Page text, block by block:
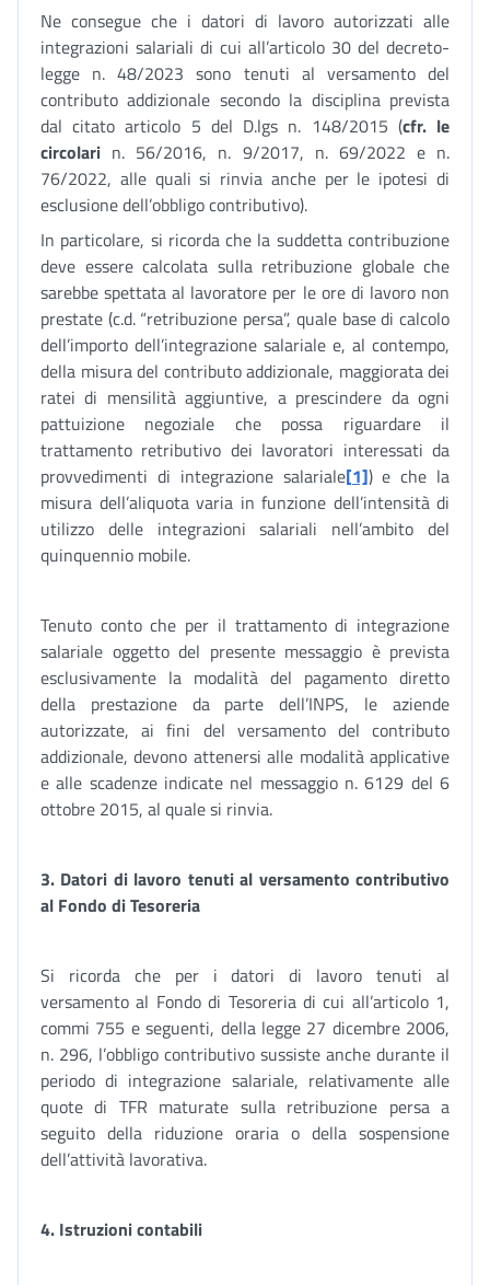
Ne consegue che i datori di lavoro autorizzati alle
integrazioni salariali di cui all’articolo 30 del decreto-
legge n. 48/2023 sono tenuti al versamento del
contributo addizionale secondo la disciplina prevista
dal citato articolo 5 del D.lgs n. 148/2015 (cfr. le
circolari n. 56/2016, n. 9/2017, n. 69/2022 e n.
76/2022, alle quali si rinvia anche per le ipotesi di
esclusione dell’obbligo contributivo).
In particolare, si ricorda che la suddetta contribuzione
deve essere calcolata sulla retribuzione globale che
sarebbe spettata al lavoratore per le ore di lavoro non
prestate (c.d. “retribuzione persa”, quale base di calcolo
dell’importo dell’integrazione salariale e, al contempo,
della misura del contributo addizionale, maggiorata dei
ratei di mensilità aggiuntive, a prescindere da ogni
pattuizione negoziale che possa riguardare il
trattamento retributivo dei lavoratori interessati da
provvedimenti di integrazione salariale[1]) e che la
misura dell’aliquota varia in funzione dell’intensità di
utilizzo delle integrazioni salariali nell’ambito del
quinquennio mobile.
Tenuto conto che per il trattamento di integrazione
salariale oggetto del presente messaggio è prevista
esclusivamente la modalità del pagamento diretto
della prestazione da parte dell’INPS, le aziende
autorizzate, ai fini del versamento del contributo
addizionale, devono attenersi alle modalità applicative
e alle scadenze indicate nel messaggio n. 6129 del 6
ottobre 2015, al quale si rinvia.
3. Datori di lavoro tenuti al versamento contributivo
al Fondo di Tesoreria
Si ricorda che per i datori di lavoro tenuti al
versamento al Fondo di Tesoreria di cui all’articolo 1,
commi 755 e seguenti, della legge 27 dicembre 2006,
n. 296, l’obbligo contributivo sussiste anche durante il
periodo di integrazione salariale, relativamente alle
quote di TFR maturate sulla retribuzione persa a
seguito della riduzione oraria o della sospensione
dell’attività lavorativa.
4. Istruzioni contabili